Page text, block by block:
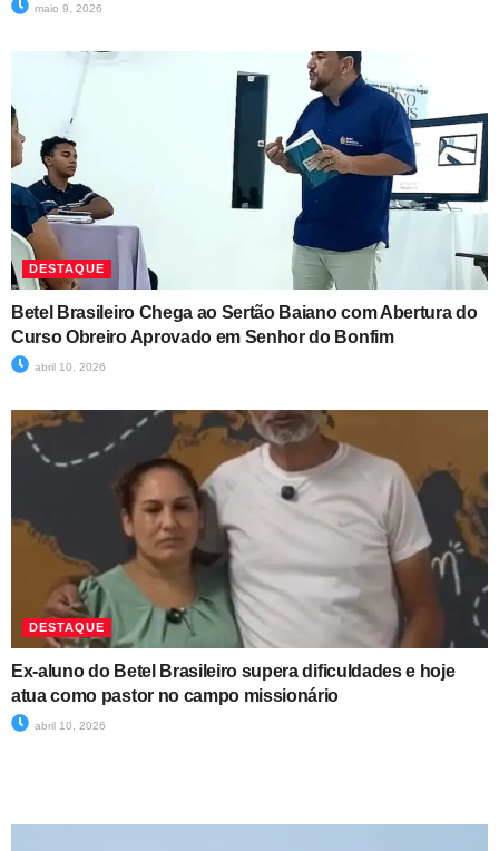
maio 9, 2026
DESTAQUE
Betel Brasileiro Chega ao Sertão Baiano com Abertura do
Curso Obreiro Aprovado em Senhor do Bonfim
abril 10, 2026
DESTAQUE
Ex-aluno do Betel Brasileiro supera dificuldades e hoje
atua como pastor no campo missionário
abril 10, 2026